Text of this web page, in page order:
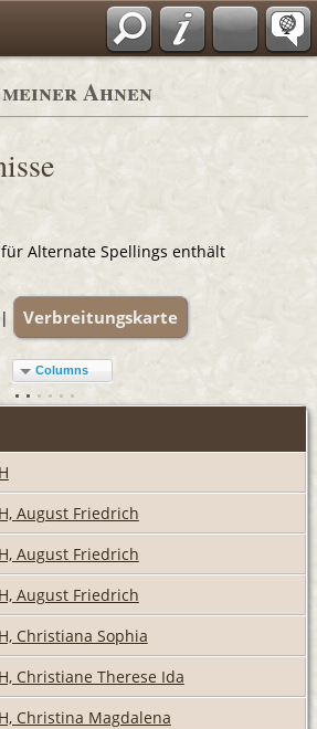
Ahnen
Alternate Spellings enthält
| Verbreitungskarte
Columns
August Friedrich
August Friedrich
August Friedrich
Christiana Sophia
Christiane Therese Ida
Christina Magdalena